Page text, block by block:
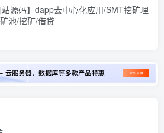
站源码】dapp去中心化应用/SMT挖矿理
池/挖矿/借贷